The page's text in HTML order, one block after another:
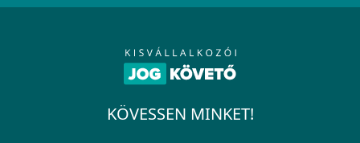
KÖVESSEN MINKET!